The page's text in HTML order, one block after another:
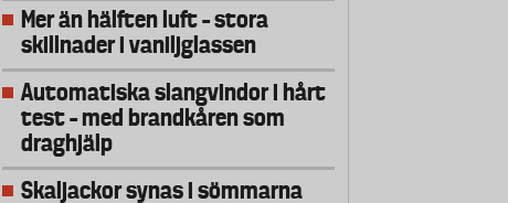
Mer än hälften luft – stora
skillnader i vaniljglassen
Automatiska slangvindor i hårt
test – med brandkåren som
draghjälp
Skaljackor synas i sömmarna